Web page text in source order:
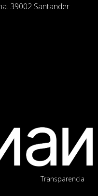
39002 Santander
Transparencia